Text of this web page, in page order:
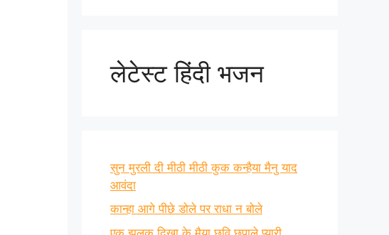
लेटेस्ट हिंदी भजन
सुन मुरली दी मीठी मीठी कुक कन्हैया मैनु याद
आवंदा
कान्हा आगे पीछे डोले पर राधा न बोले